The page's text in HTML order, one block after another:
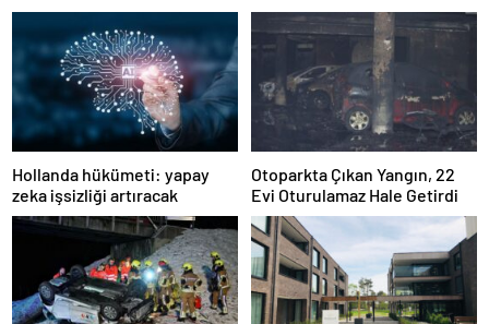
Hollanda hükümeti: yapay
zeka işsizliği artıracak
Otoparkta Çıkan Yangın, 22
Evi Oturulamaz Hale Getirdi